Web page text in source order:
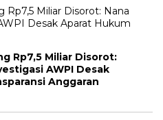
Rp7,5 Miliar Disorot:
AWPI Desak
Anggaran